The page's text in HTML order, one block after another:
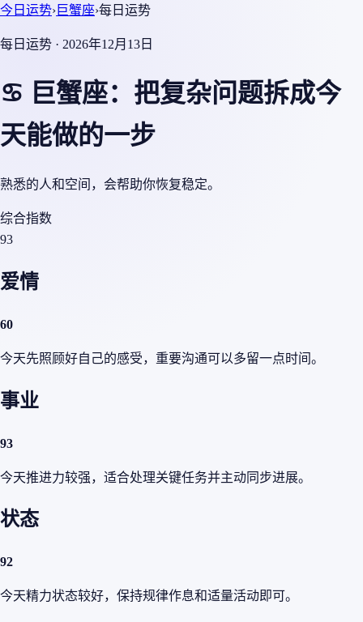
今日运势›巨蟹座›每日运势
每日运势 · 2026年12月13日
♋ 巨蟹座：把复杂问题拆成今
天能做的一步
熟悉的人和空间，会帮助你恢复稳定。
综合指数
93
爱情
60
今天先照顾好自己的感受，重要沟通可以多留一点时间。
事业
93
今天推进力较强，适合处理关键任务并主动同步进展。
状态
92
今天精力状态较好，保持规律作息和适量活动即可。